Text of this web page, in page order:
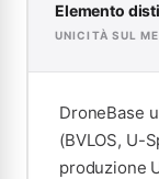
Elemento
UNICITÀ SUL
DroneBase
(BVLOS, U-
produzione